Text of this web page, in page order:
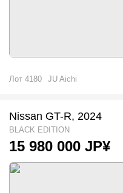
Лот 4180 JU Aichi
Nissan GT-R, 2024
BLACK EDITION
15 980 000 JP¥